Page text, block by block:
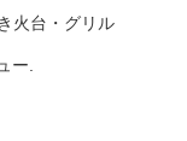
火台・グリル
ー.